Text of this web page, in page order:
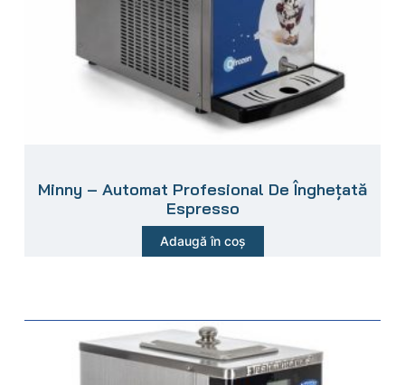
Minny – Automat Profesional De Înghețată
Espresso
Adaugă în coș